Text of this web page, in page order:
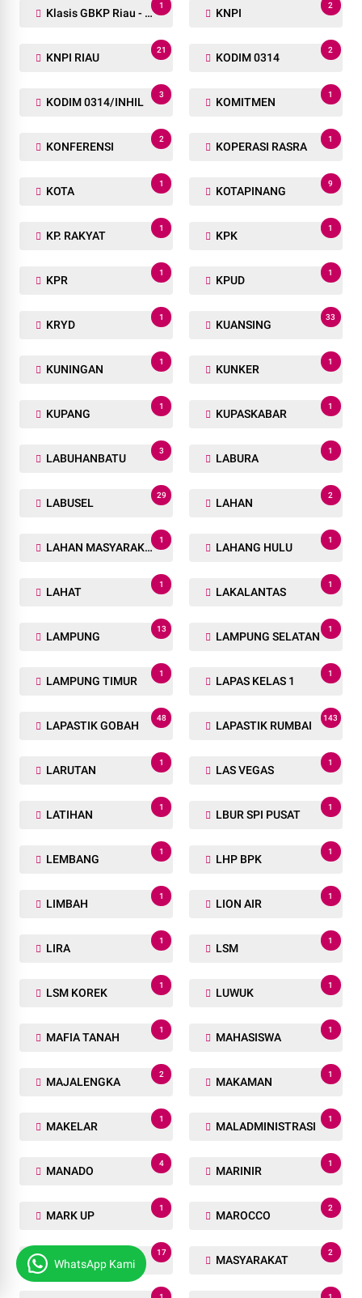
Klasis GBKP Riau - Sumbar.
1
KNPI
2
KNPI RIAU
21
KODIM 0314
2
KODIM 0314/INHIL
3
KOMITMEN
1
KONFERENSI
2
KOPERASI RASRA
1
KOTA
1
KOTAPINANG
9
KP. RAKYAT
1
KPK
1
KPR
1
KPUD
1
KRYD
1
KUANSING
33
KUNINGAN
1
KUNKER
1
KUPANG
1
KUPASKABAR
1
LABUHANBATU
3
LABURA
1
LABUSEL
29
LAHAN
2
LAHAN MASYARAKAT
1
LAHANG HULU
1
LAHAT
1
LAKALANTAS
1
LAMPUNG
13
LAMPUNG SELATAN
1
LAMPUNG TIMUR
1
LAPAS KELAS 1
1
LAPASTIK GOBAH
48
LAPASTIK RUMBAI
143
LARUTAN
1
LAS VEGAS
1
LATIHAN
1
LBUR SPI PUSAT
1
LEMBANG
1
LHP BPK
1
LIMBAH
1
LION AIR
1
LIRA
1
LSM
1
LSM KOREK
1
LUWUK
1
MAFIA TANAH
1
MAHASISWA
1
MAJALENGKA
2
MAKAMAN
1
MAKELAR
1
MALADMINISTRASI
1
MANADO
4
MARINIR
1
MARK UP
1
MAROCCO
2
MAROKO
17
MASYARAKAT
2
WhatsApp Kami